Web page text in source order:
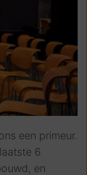
een primeur.
6
en